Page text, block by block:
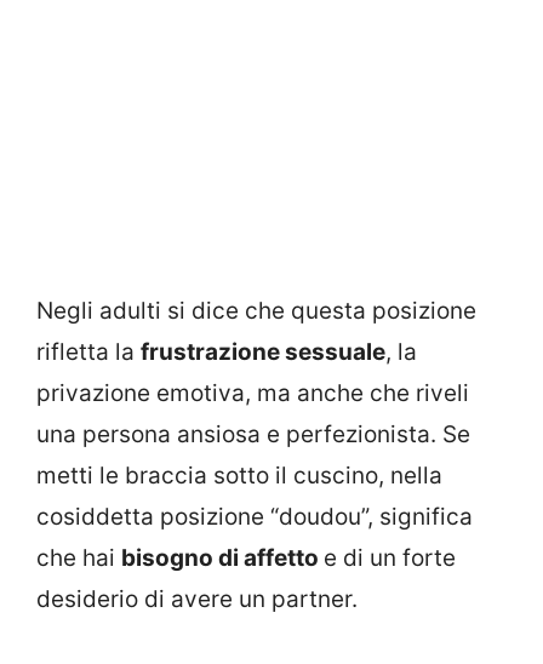
Negli adulti si dice che questa posizione
rifletta la frustrazione sessuale, la
privazione emotiva, ma anche che riveli
una persona ansiosa e perfezionista. Se
metti le braccia sotto il cuscino, nella
cosiddetta posizione “doudou”, significa
che hai bisogno di affetto e di un forte
desiderio di avere un partner.